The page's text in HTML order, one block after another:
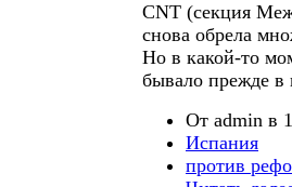
CNT (секция
снова обрела
Но в какой-то
бывало прежде в
От admin в
Испания
против